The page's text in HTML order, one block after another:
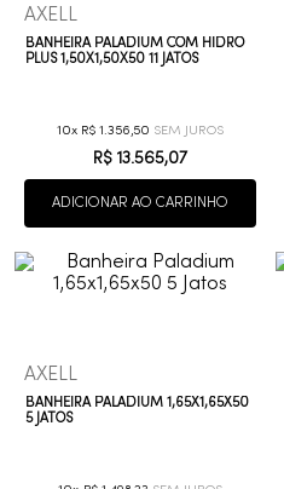
AXELL
BANHEIRA PALADIUM COM HIDRO
PLUS 1,50X1,50X50 11 JATOS
10 R$ 1.356,50
R$ 13.565,07
ADICIONAR AO CARRINHO
AXELL
BANHEIRA PALADIUM 1,65X1,65X50
5 JATOS